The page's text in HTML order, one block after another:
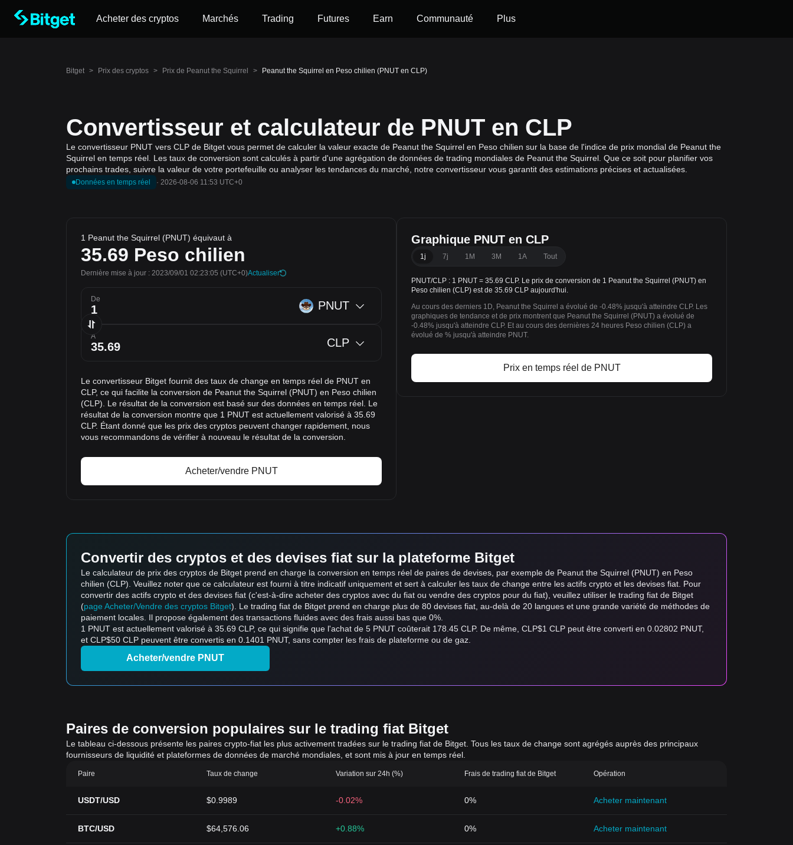
Acheter des cryptos Marchés Trading Futures Earn Communauté Plus
Bitget > Prix des cryptos > Prix de Peanut the Squirrel > Peanut the Squirrel en Peso chilien (PNUT en CLP)
Convertisseur et calculateur de PNUT en CLP
Le convertisseur PNUT vers CLP de Bitget vous permet de calculer la valeur exacte de Peanut the Squirrel en Peso chilien sur la base de l'indice de prix mondial de Peanut the
Squirrel en temps réel. Les taux de conversion sont calculés à partir d'une agrégation de données de trading mondiales de Peanut the Squirrel. Que ce soit pour planifier vos
prochains trades, suivre la valeur de votre portefeuille ou analyser les tendances du marché, notre convertisseur vous garantit des estimations précises et actualisées.
Données en temps réel · 2026-08-06 11:53 UTC+0
1 Peanut the Squirrel (PNUT) équivaut à
35.69 Peso chilien
Dernière mise à jour : 2023/09/01 02:23:05 (UTC+0)Actualiser
De PNUT
À CLP
Le convertisseur Bitget fournit des taux de change en temps réel de PNUT en
CLP, ce qui facilite la conversion de Peanut the Squirrel (PNUT) en Peso chilien
(CLP). Le résultat de la conversion est basé sur des données en temps réel. Le
résultat de la conversion montre que 1 PNUT est actuellement valorisé à 35.69
CLP. Étant donné que les prix des cryptos peuvent changer rapidement, nous
vous recommandons de vérifier à nouveau le résultat de la conversion.
Acheter/vendre PNUT
Graphique PNUT en CLP
1j 7j 1M 3M 1A Tout
PNUT/CLP : 1 PNUT = 35.69 CLP. Le prix de conversion de 1 Peanut the Squirrel (PNUT) en
Peso chilien (CLP) est de 35.69 CLP aujourd'hui.
Au cours des derniers 1D, Peanut the Squirrel a évolué de -0.48% jusqu'à atteindre CLP. Les
graphiques de tendance et de prix montrent que Peanut the Squirrel (PNUT) a évolué de
-0.48% jusqu'à atteindre CLP. Et au cours des dernières 24 heures Peso chilien (CLP) a
évolué de % jusqu'à atteindre PNUT.
Prix en temps réel de PNUT
Convertir des cryptos et des devises fiat sur la plateforme Bitget
Le calculateur de prix des cryptos de Bitget prend en charge la conversion en temps réel de paires de devises, par exemple de Peanut the Squirrel (PNUT) en Peso
chilien (CLP). Veuillez noter que ce calculateur est fourni à titre indicatif uniquement et sert à calculer les taux de change entre les actifs crypto et les devises fiat. Pour
convertir des actifs crypto et des devises fiat (c'est-à-dire acheter des cryptos avec du fiat ou vendre des cryptos pour du fiat), veuillez utiliser le trading fiat de Bitget
(page Acheter/Vendre des cryptos Bitget). Le trading fiat de Bitget prend en charge plus de 80 devises fiat, au-delà de 20 langues et une grande variété de méthodes de
paiement locales. Il propose également des transactions fluides avec des frais aussi bas que 0%.
1 PNUT est actuellement valorisé à 35.69 CLP, ce qui signifie que l'achat de 5 PNUT coûterait 178.45 CLP. De même, CLP$1 CLP peut être converti en 0.02802 PNUT,
et CLP$50 CLP peuvent être convertis en 0.1401 PNUT, sans compter les frais de plateforme ou de gaz.
Acheter/vendre PNUT
Paires de conversion populaires sur le trading fiat Bitget
Le tableau ci-dessous présente les paires crypto-fiat les plus activement tradées sur le trading fiat de Bitget. Tous les taux de change sont agrégés auprès des principaux
fournisseurs de liquidité et plateformes de données de marché mondiales, et sont mis à jour en temps réel.
Paire Taux de change Variation sur 24h (%) Frais de trading fiat de Bitget Opération
USDT/USD $0.9989 -0.02% 0% Acheter maintenant
BTC/USD $64,576.06 +0.88% 0% Acheter maintenant